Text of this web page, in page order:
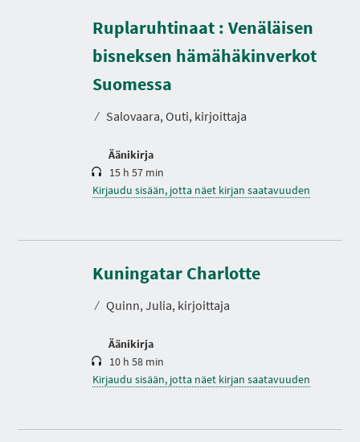
Ruplaruhtinaat : Venäläisen
bisneksen hämähäkinverkot
Suomessa
⁄ Salovaara, Outi, kirjoittaja
Äänikirja
K
e
s
t
15 h 57 min
Kirjaudu sisään, jotta näet kirjan saatavuuden
Kuningatar Charlotte
⁄ Quinn, Julia, kirjoittaja
Äänikirja
K
s
t
10 h 58 min
Kirjaudu sisään, jotta näet kirjan saatavuuden